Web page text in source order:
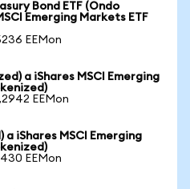
Bond ETF (Ondo
Emerging Markets ETF
EEMon
a iShares MSCI Emerging
EEMon
a iShares MSCI Emerging
EEMon